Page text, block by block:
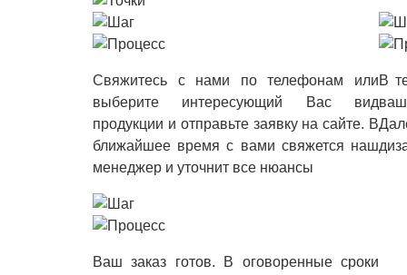
Свяжитесь с нами по телефонам или
выберите интересующий Вас вид
продукции и отправьте заявку на сайте. В
ближайшее время с вами свяжется наш
менеджер и уточнит все нюансы
В
Ваш заказ готов. В оговоренные сроки